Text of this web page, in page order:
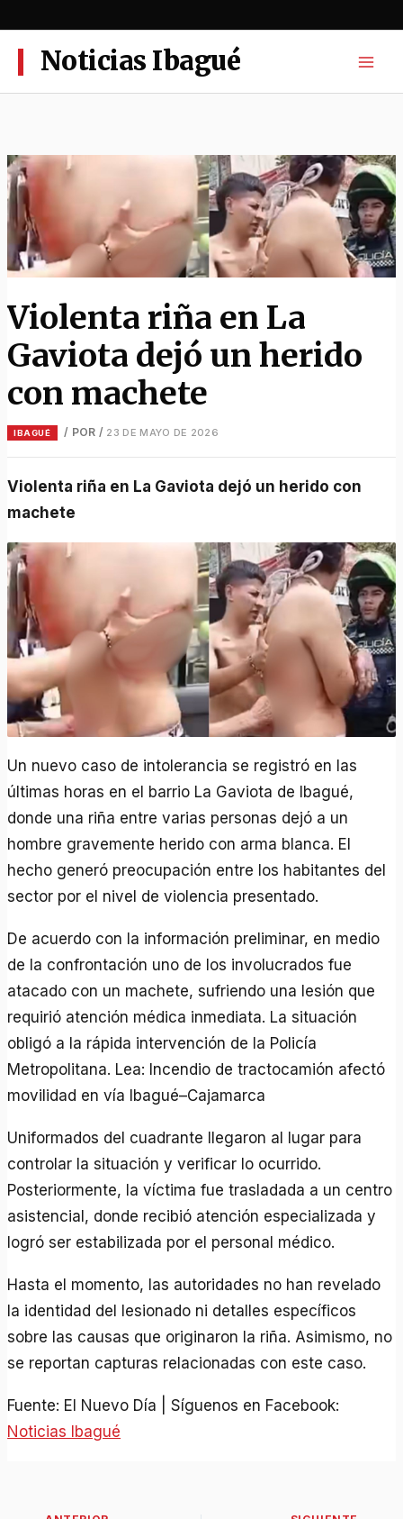
al
contenidoNoticias Ibagué
Violenta riña en La
Gaviota dejó un herido
con machete
IBAGUÉ / POR / 23 DE MAYO DE 2026
Violenta riña en La Gaviota dejó un herido con
machete
Un nuevo caso de intolerancia se registró en las
últimas horas en el barrio La Gaviota de Ibagué,
donde una riña entre varias personas dejó a un
hombre gravemente herido con arma blanca. El
hecho generó preocupación entre los habitantes del
sector por el nivel de violencia presentado.
De acuerdo con la información preliminar, en medio
de la confrontación uno de los involucrados fue
atacado con un machete, sufriendo una lesión que
requirió atención médica inmediata. La situación
obligó a la rápida intervención de la Policía
Metropolitana. Lea: Incendio de tractocamión afectó
movilidad en vía Ibagué–Cajamarca
Uniformados del cuadrante llegaron al lugar para
controlar la situación y verificar lo ocurrido.
Posteriormente, la víctima fue trasladada a un centro
asistencial, donde recibió atención especializada y
logró ser estabilizada por el personal médico.
Hasta el momento, las autoridades no han revelado
la identidad del lesionado ni detalles específicos
sobre las causas que originaron la riña. Asimismo, no
se reportan capturas relacionadas con este caso.
Fuente: El Nuevo Día | Síguenos en Facebook:
Noticias Ibagué